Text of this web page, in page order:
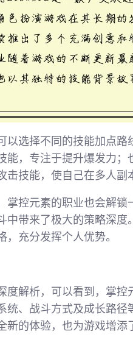
选择不同的技能加点路
能，专注于提升爆发力
技能，使自己在多人副
掌控元素的职业也会解
带来了极大的策略深度
充分发挥个人优势。
度解析，可以看到，掌
统、战斗方式及成长路
的体验，也为游戏增添